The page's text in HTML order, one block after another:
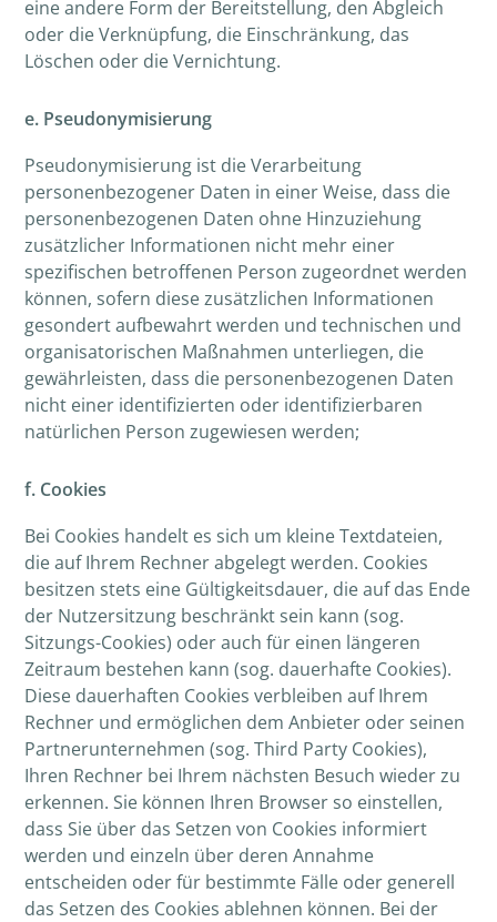
eine andere Form der Bereitstellung, den Abgleich
oder die Verknüpfung, die Einschränkung, das
Löschen oder die Vernichtung.
e. Pseudonymisierung
Pseudonymisierung ist die Verarbeitung
personenbezogener Daten in einer Weise, dass die
personenbezogenen Daten ohne Hinzuziehung
zusätzlicher Informationen nicht mehr einer
spezifischen betroffenen Person zugeordnet werden
können, sofern diese zusätzlichen Informationen
gesondert aufbewahrt werden und technischen und
organisatorischen Maßnahmen unterliegen, die
gewährleisten, dass die personenbezogenen Daten
nicht einer identifizierten oder identifizierbaren
natürlichen Person zugewiesen werden;
f. Cookies
Bei Cookies handelt es sich um kleine Textdateien,
die auf Ihrem Rechner abgelegt werden. Cookies
besitzen stets eine Gültigkeitsdauer, die auf das Ende
der Nutzersitzung beschränkt sein kann (sog.
Sitzungs-Cookies) oder auch für einen längeren
Zeitraum bestehen kann (sog. dauerhafte Cookies).
Diese dauerhaften Cookies verbleiben auf Ihrem
Rechner und ermöglichen dem Anbieter oder seinen
Partnerunternehmen (sog. Third Party Cookies),
Ihren Rechner bei Ihrem nächsten Besuch wieder zu
erkennen. Sie können Ihren Browser so einstellen,
dass Sie über das Setzen von Cookies informiert
werden und einzeln über deren Annahme
entscheiden oder für bestimmte Fälle oder generell
das Setzen des Cookies ablehnen können. Bei der